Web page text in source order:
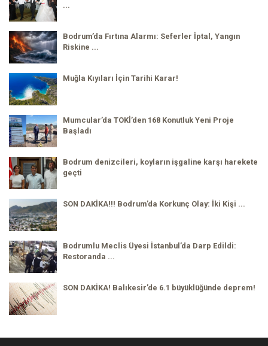
...
Bodrum’da Fırtına Alarmı: Seferler İptal, Yangın
Riskine ...
Muğla Kıyıları İçin Tarihi Karar!
Mumcular’da TOKİ’den 168 Konutluk Yeni Proje
Başladı
Bodrum denizcileri, koyların işgaline karşı harekete
geçti
SON DAKİKA!!! Bodrum’da Korkunç Olay: İki Kişi ...
Bodrumlu Meclis Üyesi İstanbul’da Darp Edildi:
Restoranda ...
SON DAKİKA! Balıkesir’de 6.1 büyüklüğünde deprem!